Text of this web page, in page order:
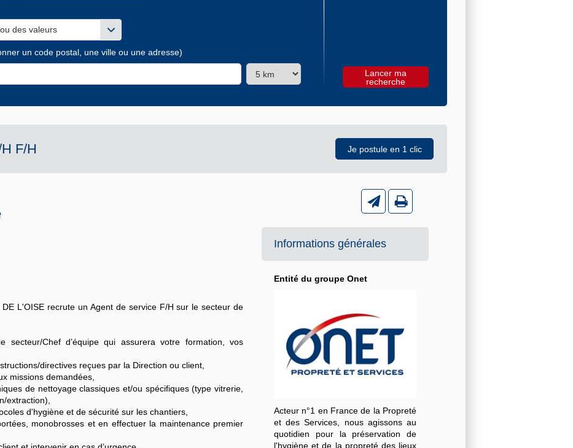
des valeurs
un code postal, une ville ou une adresse)
F/H
DE L'OISE recrute un Agent de service F/H sur le secteur de
secteur/Chef d’équipe qui assurera votre formation, vos
directives reçues par la Direction ou client,
missions demandées,
de nettoyage classiques et/ou spécifiques (type vitrerie,
extraction),
d'hygiène et de sécurité sur les chantiers,
monobrosses et en effectuer la maintenance premier
Informations générales
Entité du groupe Onet
Acteur n°1 en France de la Propreté
et des Services, nous agissons au
quotidien pour la préservation de
l'hygiène et de la propreté des lieux